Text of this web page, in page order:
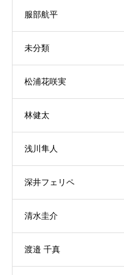
服部航平
未分類
松浦花咲実
林健太
浅川隼人
深井フェリペ
清水圭介
渡邉 千真